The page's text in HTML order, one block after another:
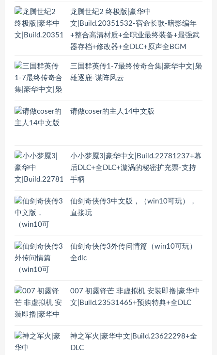
龙腾世纪2 终极版|豪华中
文|Build.20351532-宿命长歌-暗影编年
+整合高清材质+全职业最终装备+最强武
器存档+修改器+全DLC+原声全BGM
三国群英传1-7最终传奇合集|豪华中文|枭
雄逐鹿-谋阵风云
请做coser的主人14中文版
小小梦魇3|豪华中文|Build.22781237+幕
后DLC+全DLC+漩涡的秘密扩充票-支持
手柄
仙剑奇侠传3中文版，（win10可玩），
直接玩
仙剑奇侠传3外传问情篇（win10可玩）
全dlc
007 初露锋芒 非虚拟机 安装即撸|豪华中
文|Build.23531465+预购特典+全DLC
神之军火|豪华中文|Build.23622298+全
DLC